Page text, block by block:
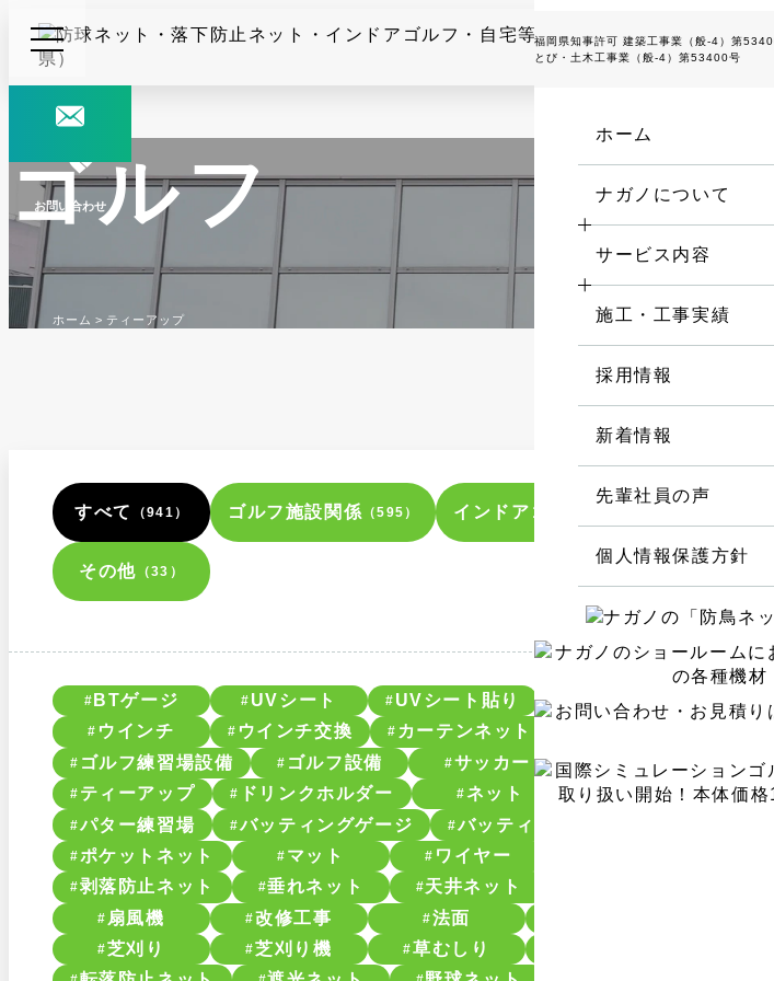
福岡県知事許可 建築工事業（般-4）第
とび・土木工事業（般-4）第53400号
ホーム
ナガノについて
ナガノの特徴
お取引の流れ
サービス内容
ゴルフ施設関連の
防球ネットメン
設備機械工事
ゴルフ練習場設
鉄柱・鉄塔の調
その他ゴルフ用
インドアゴルフ（
施工・工事実績
採用情報
新着情報
先輩社員の声
個人情報保護方針
お問い合わせ
ゴルフ
ホーム ティーアップ
すべて （941） ゴルフ施設関係 （595） インドアゴルフ設計・施工
その他 （33）
BTゲージ UVシート UVシート貼り アスレチック アス
ウインチ
ウインチ交換 カーテンネット ガ
ゴルフ練習場設備
ゴルフ設備 サッカー サッカーネット
ティーアップ
ドリンクホルダー ネット ネット張替工事
パター練習場
バッティングゲージ バッティングネット
ポケットネット
マット ワイヤー
剥落防止ネット
垂れネット 天井ネット
扇風機
改修工事 法面
芝刈り
芝刈り機 草むしり